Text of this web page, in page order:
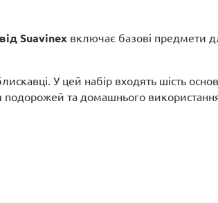
Suavinex включає базові предмети
У цей набір входять шість
подорожей та домашнього